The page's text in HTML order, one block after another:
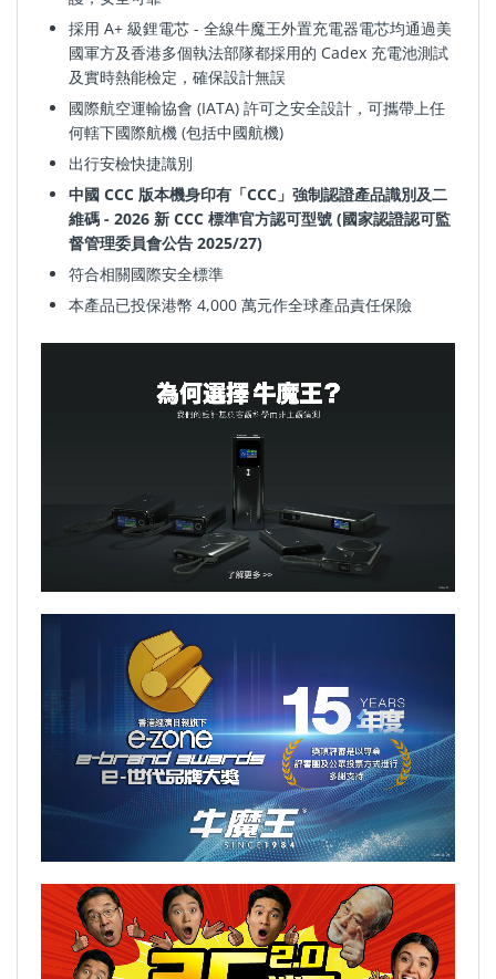
採用 A+ 級鋰電芯 - 全線牛魔王外置充電器電芯均通過美
國軍方及香港多個執法部隊都採用的 Cadex 充電池測試
及實時熱能檢定，確保設計無誤
國際航空運輸協會 (IATA) 許可之安全設計，可攜帶上任
何轄下國際航機 (包括中國航機)
出行安檢快捷識別
中國 CCC 版本機身印有「CCC」強制認證產品識別及二
維碼 - 2026 新 CCC 標準官方認可型號 (國家認證認可監
督管理委員會公告 2025/27)
符合相關國際安全標準
本產品已投保港幣 4,000 萬元作全球產品責任保險